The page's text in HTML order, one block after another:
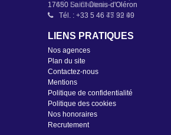
utilisés pour la construction, on peut y
17650 Saint-Denis-d'Oléron
Tél. : +33 5 46 47 92 49
LIENS PRATIQUES
Nos agences
Plan du site
Contactez-nous
Mentions
Politique de confidentialité
Politique des cookies
Nos honoraires
Recrutement